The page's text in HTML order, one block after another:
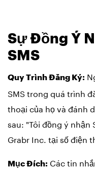
Sự Đồng Ý
SMS
Quy Trình Đăng Ký:
SMS trong quá trình
thoại của họ và đánh
sau: "Tôi đồng ý nhận
Grabr Inc. tại số điện
Mục Đích: Các tin